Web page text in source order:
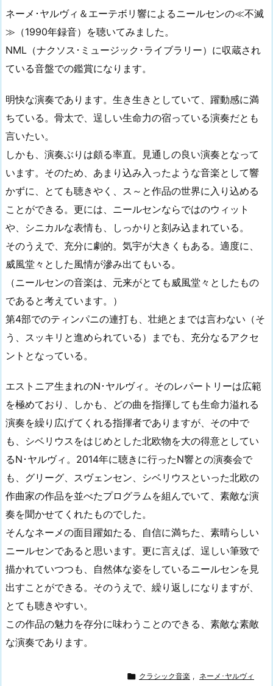
ネーメ･ヤルヴィ＆エーテボリ響によるニールセンの≪不滅
≫（1990年録音）を聴いてみました。
NML（ナクソス･ミュージック･ライブラリー）に収蔵され
ている音盤での鑑賞になります。
明快な演奏であります。生き生きとしていて、躍動感に満
ちている。骨太で、逞しい生命力の宿っている演奏だとも
言いたい。
しかも、演奏ぶりは頗る率直。見通しの良い演奏となって
います。そのため、あまり込み入ったような音楽として響
かずに、とても聴きやく、ス～と作品の世界に入り込める
ことができる。更には、ニールセンならではのウィット
や、シニカルな表情も、しっかりと刻み込まれている。
そのうえで、充分に劇的。気宇が大きくもある。適度に、
威風堂々とした風情が滲み出てもいる。
（ニールセンの音楽は、元来がとても威風堂々としたもの
であると考えています。）
第4部でのティンパニの連打も、壮絶とまでは言わない（そ
う、スッキリと進められている）までも、充分なるアクセ
ントとなっている。
エストニア生まれのN･ヤルヴィ。そのレパートリーは広範
を極めており、しかも、どの曲を指揮しても生命力溢れる
演奏を繰り広げてくれる指揮者でありますが、その中で
も、シベリウスをはじめとした北欧物を大の得意としてい
るN･ヤルヴィ。2014年に聴きに行ったN響との演奏会で
も、グリーグ、スヴェンセン、シベリウスといった北欧の
作曲家の作品を並べたプログラムを組んでいて、素敵な演
奏を聞かせてくれたものでした。
そんなネーメの面目躍如たる、自信に満ちた、素晴らしい
ニールセンであると思います。更に言えば、逞しい筆致で
描かれていつつも、自然体な姿をしているニールセンを見
出すことができる。そのうえで、繰り返しになりますが、
とても聴きやすい。
この作品の魅力を存分に味わうことのできる、素敵な素敵
な演奏であります。
 クラシック音楽 , ネーメ･ヤルヴィ